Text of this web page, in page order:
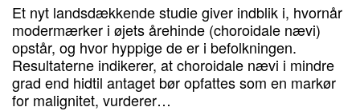
Et nyt landsdækkende studie giver indblik i, hvornår
modermærker i øjets årehinde (choroidale nævi)
opstår, og hvor hyppige de er i befolkningen.
Resultaterne indikerer, at choroidale nævi i mindre
grad end hidtil antaget bør opfattes som en markør
for malignitet, vurderer…